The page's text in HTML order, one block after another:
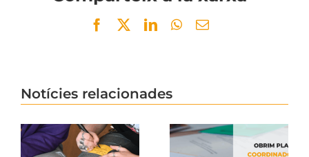
Facebook
TwitterLinkedInWhatsApp
Email
Notícies relacionades